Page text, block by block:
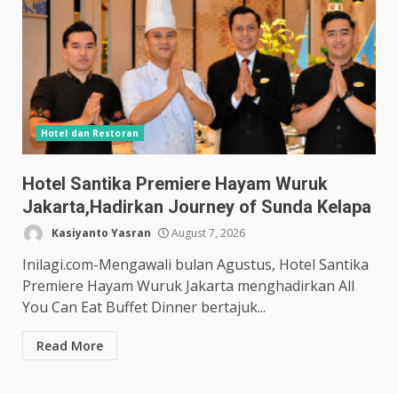
Hotel dan Restoran
Hotel Santika Premiere Hayam Wuruk
Jakarta,Hadirkan Journey of Sunda Kelapa
Kasiyanto Yasran August 7, 2026
Inilagi.com-Mengawali bulan Agustus, Hotel Santika
Premiere Hayam Wuruk Jakarta menghadirkan All
You Can Eat Buffet Dinner bertajuk...
Read More